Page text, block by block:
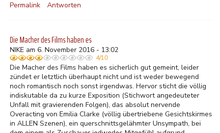
Permalink
Antworten
Die Macher des Films haben es
NIKE am 6. November 2016 - 13:02
4/10
Die Macher des Films haben es sicherlich gut gemeint, leider
zündet er letztlich überhaupt nicht und ist weder bewegend
noch romantisch noch sonst irgendwas. Hervor sticht die völlig
indiskutable da zu kurze Exposition (Stichwort angedeuteter
Unfall mit gravierenden Folgen), das absolut nervende
Overacting von Emilia Clarke (völlig übertriebene Gesichtskirmes
in ALLEN Szenen), ein querschnittsgelähmter Unsympath, bei